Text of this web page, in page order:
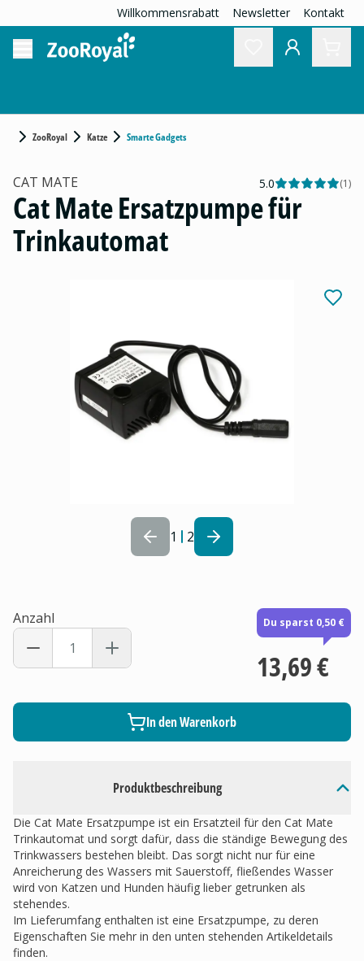
Willkommensrabatt Newsletter Kontakt
ZooRoyal Katze Smarte Gadgets
1 2
Produktbeschreibung
Die Cat Mate Ersatzpumpe ist ein Ersatzteil für den Cat Mate
Trinkautomat und sorgt dafür, dass die ständige Bewegung des
Trinkwassers bestehen bleibt. Das sorgt nicht nur für eine
Anreicherung des Wassers mit Sauerstoff, fließendes Wasser
wird von Katzen und Hunden häufig lieber getrunken als
stehendes.
Im Lieferumfang enthalten ist eine Ersatzpumpe, zu deren
Eigenschaften Sie mehr in den unten stehenden Artikeldetails
finden.
CAT MATE 5.0 (1)
Cat Mate Ersatzpumpe für
Trinkautomat
Anzahl Du sparst 0,50 €
13,69 €
In den Warenkorb